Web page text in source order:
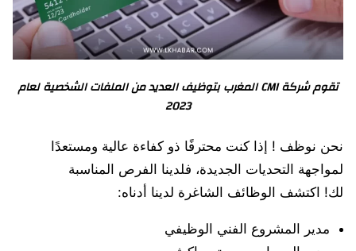
تقوم شركة CMI المغرب بتوظيف العديد من الملفات الشخصية لعام
2023
نحن نوظف ! إذا كنت محترفًا ذو كفاءة عالية ومستعدًا
لمواجهة التحديات الجديدة، فلدينا الفرص المناسبة
لك! اكتشف الوظائف الشاغرة لدينا أدناه:
مدير المشروع الفني الوظيفي